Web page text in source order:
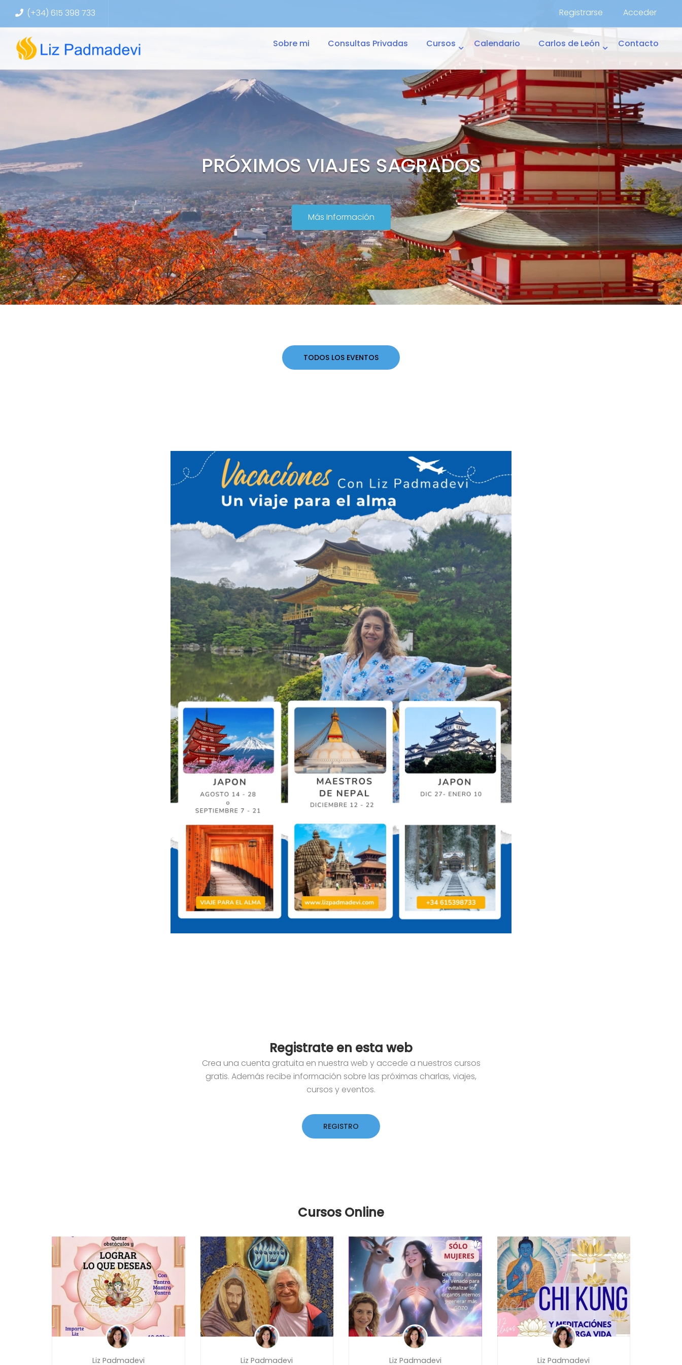
(+34) 615 398 733 Acceder
Registrarse
Sobre mi Consultas Privadas Cursos Calendario Carlos de León Contacto
PRÓXIMOS VIAJES SAGRADOS
Más Información
TODOS LOS EVENTOS
Registrate en esta web
Crea una cuenta gratuita en nuestra web y accede a nuestros cursos
gratis. Además recibe información sobre las próximas charlas, viajes,
cursos y eventos.
REGISTRO
Cursos Online
Liz Padmadevi Liz Padmadevi Liz Padmadevi Liz Padmadevi